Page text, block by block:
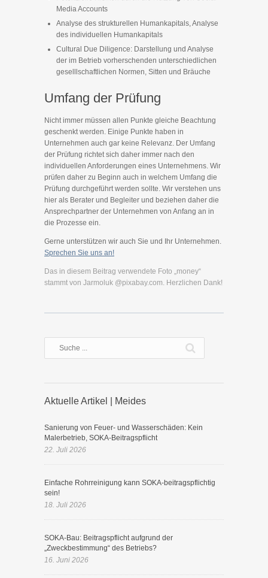
Media Accounts
Analyse des strukturellen Humankapitals, Analyse
des individuellen Humankapitals
Cultural Due Diligence: Darstellung und Analyse
der im Betrieb vorherschenden unterschiedlichen
geselllschaftlichen Normen, Sitten und Bräuche
Umfang der Prüfung
Nicht immer müssen allen Punkte gleiche Beachtung
geschenkt werden. Einige Punkte haben in
Unternehmen auch gar keine Relevanz. Der Umfang
der Prüfung richtet sich daher immer nach den
individuellen Anforderungen eines Unternehmens. Wir
prüfen daher zu Beginn auch in welchem Umfang die
Prüfung durchgeführt werden sollte. Wir verstehen uns
hier als Berater und Begleiter und beziehen daher die
Ansprechpartner der Unternehmen von Anfang an in
die Prozesse ein.
Gerne unterstützen wir auch Sie und Ihr Unternehmen.
Sprechen Sie uns an!
Das in diesem Beitrag verwendete Foto „money“
stammt von Jarmoluk @pixabay.com. Herzlichen Dank!
Aktuelle Artikel | Meides
Sanierung von Feuer- und Wasserschäden: Kein
Malerbetrieb, SOKA-Beitragspflicht
22. Juli 2026
Einfache Rohrreinigung kann SOKA-beitragspflichtig
sein!
18. Juli 2026
SOKA-Bau: Beitragspflicht aufgrund der
„Zweckbestimmung“ des Betriebs?
16. Juni 2026